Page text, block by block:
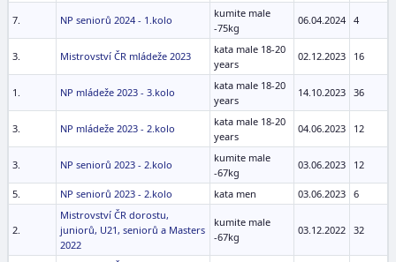
7. NP seniorů 2024 - 1.kolo
kumite male
-75kg
06.04.2024 4
3. Mistrovství ČR mládeže 2023
kata male 18-20
years
02.12.2023 16
1. NP mládeže 2023 - 3.kolo
kata male 18-20
years
14.10.2023 36
3. NP mládeže 2023 - 2.kolo
kata male 18-20
years
04.06.2023 12
3. NP seniorů 2023 - 2.kolo
kumite male
-67kg
03.06.2023 12
5. NP seniorů 2023 - 2.kolo kata men 03.06.2023 6
2.
Mistrovství ČR dorostu,
juniorů, U21, seniorů a Masters
2022
kumite male
-67kg
03.12.2022 32